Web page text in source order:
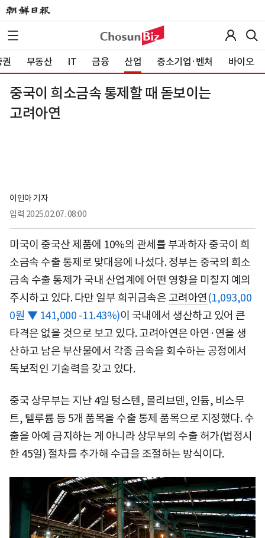
부동산 IT 금융 산업 중소기업·벤처 바이오
중국이 희소금속 통제할 때 돋보이는
고려아연
이인아 기자
입력 2025.02.07. 08:00
미국이 중국산 제품에 10%의 관세를 부과하자 중국이 희
소금속 수출 통제로 맞대응에 나섰다. 정부는 중국의 희소
금속 수출 통제가 국내 산업계에 어떤 영향을 미칠지 예의
주시하고 있다. 다만 일부 희귀금속은 고려아연 (1,093,00
0원 ▼ 141,000 -11.43%)이 국내에서 생산하고 있어 큰
타격은 없을 것으로 보고 있다. 고려아연은 아연·연을 생
산하고 남은 부산물에서 각종 금속을 회수하는 공정에서
독보적인 기술력을 갖고 있다.
중국 상무부는 지난 4일 텅스텐, 몰리브덴, 인듐, 비스무
트, 텔루륨 등 5개 품목을 수출 통제 품목으로 지정했다. 수
출을 아예 금지하는 게 아니라 상무부의 수출 허가(법정시
한 45일) 절차를 추가해 수급을 조절하는 방식이다.